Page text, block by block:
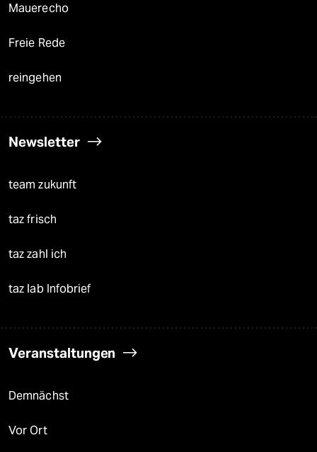
Mauerecho
Freie Rede
reingehen
Newsletter
team zukunft
taz frisch
taz zahl ich
taz lab Infobrief
Veranstaltungen
Demnächst
Vor Ort